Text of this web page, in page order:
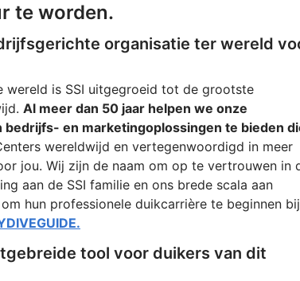
te worden.
organisatie ter wereld
wereld is SSI uitgegroeid tot de grootste
Al meer dan 50 jaar helpen we onze
en marketingoplossingen te bieden
wereldwijd en vertegenwoordigd in meer
jou. Wij zijn de naam om op te vertrouwen in
aan de SSI familie en ons brede scala aan
hun professionele duikcarrière te beginnen bij
tool voor duikers van dit